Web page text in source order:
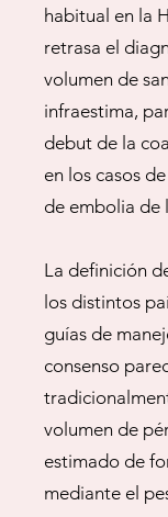
habitual en la
retrasa el
volumen de
infraestima,
debut de la
en los casos
de embolia de
La definición
los distintos
guías de
consenso
volumen de
estimado de
mediante el